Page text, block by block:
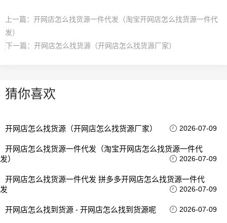
上一篇： 开网店怎么找货源一件代发（淘宝开网店怎么找货源一件代
发）
下一篇： 开网店怎么找货源（开网店怎么找货源厂家）
猜你喜欢
开网店怎么找货源（开网店怎么找货源厂家） 2026-07-09
开网店怎么找货源一件代发（淘宝开网店怎么找货源一件代
发）
2026-07-09
开网店怎么找货源一件代发 拼多多开网店怎么找货源一件代
发
2026-07-09
开网店怎么找到货源 - 开网店怎么找到货源呢 2026-07-09